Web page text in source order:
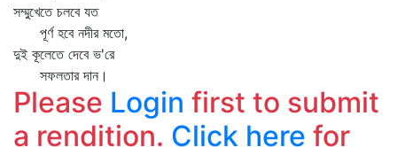
সম্মুখেতে চলবে যত
পূর্ণ হবে নদীর মতো,
দুই কূলেতে দেবে ভ'রে
সফলতার দান।
Please Login first to submit
a rendition. Click here for